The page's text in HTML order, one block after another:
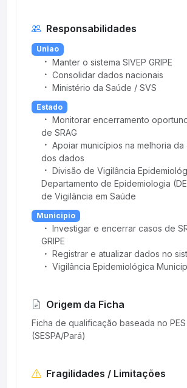
Responsabilidades
Uniao
Manter o sistema SIVEP GRIPE
Consolidar dados nacionais
Ministério da Saúde / SVS
Estado
Monitorar encerramento
de SRAG
Apoiar municípios na melhoria
dos dados
Divisão de Vigilância
Departamento de Epidemiologia
de Vigilância em Saúde
Municipio
Investigar e encerrar casos de
GRIPE
Registrar e atualizar dados no
Vigilância Epidemiológica
Origem da Ficha
Ficha de qualificação baseada no
(SESPA/Pará)
Fragilidades / Limitações